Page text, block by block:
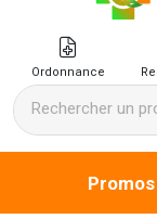
Ordonnance
Promos